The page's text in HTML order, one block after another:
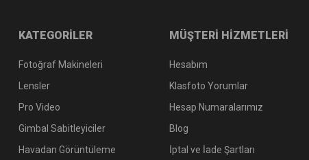
KATEGORİLER
Fotoğraf Makineleri
Lensler
Pro Video
Gimbal Sabitleyiciler
Havadan Görüntüleme
MÜŞTERİ HİZMETLERİ
Hesabım
Klasfoto Yorumlar
Hesap Numaralarımız
Blog
İptal ve İade Şartları